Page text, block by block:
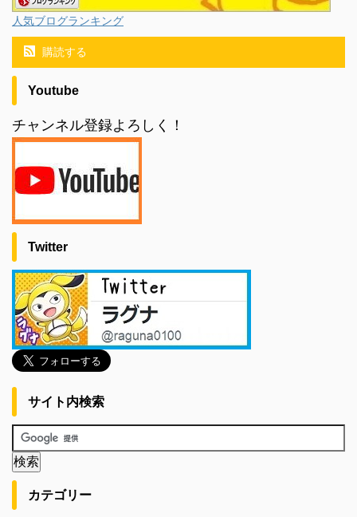
人気ブログランキング
購読する
Youtube
チャンネル登録よろしく！
Twitter
サイト内検索
カテゴリー